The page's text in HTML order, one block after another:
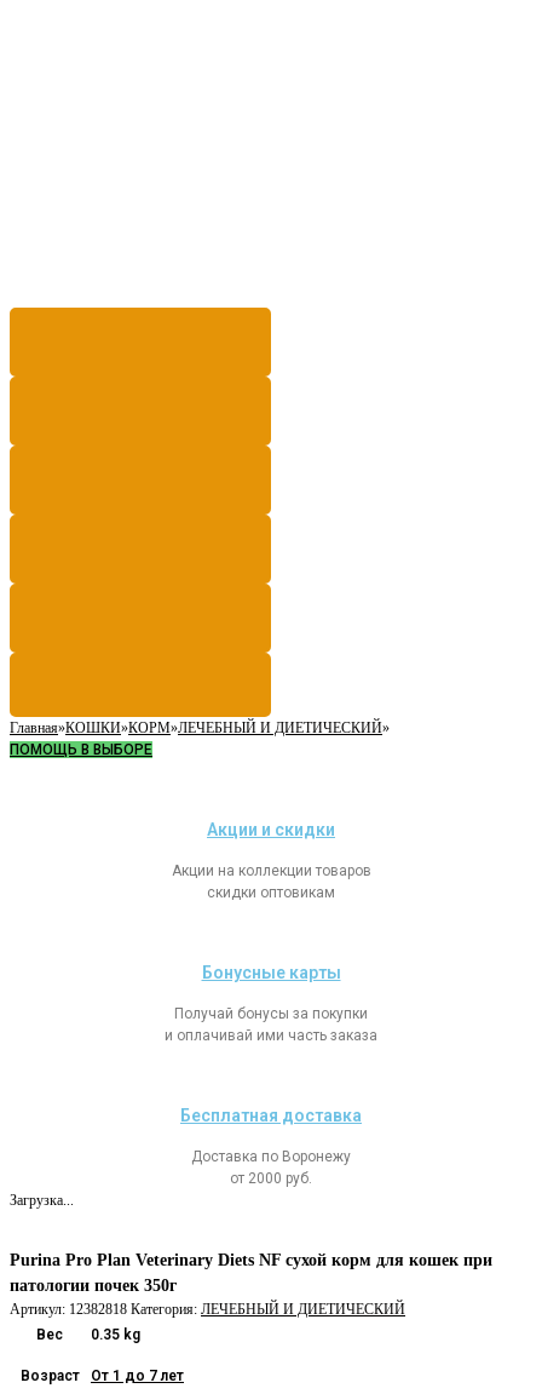
Главная»КОШКИ»КОРМ»ЛЕЧЕБНЫЙ И ДИЕТИЧЕСКИЙ»
ПОМОЩЬ В ВЫБОРЕ
Акции и скидки
Акции на коллекции товаров
скидки оптовикам
Бонусные карты
Получай бонусы за покупки
и оплачивай ими часть заказа
Бесплатная доставка
Доставка по Воронежу
от 2000 руб.
Загрузка...
Purina Pro Plan Veterinary Diets NF сухой корм для кошек при
патологии почек 350г
Артикул: 12382818 Категория: ЛЕЧЕБНЫЙ И ДИЕТИЧЕСКИЙ
Вес
0.35 kg
Возраст От 1 до 7 лет